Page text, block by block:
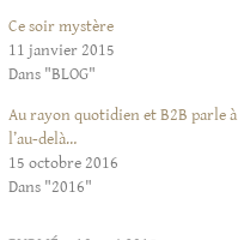
Ce soir mystère
11 janvier 2015
Dans "BLOG"
Au rayon quotidien et B2B parle à
l’au-delà…
15 octobre 2016
Dans "2016"